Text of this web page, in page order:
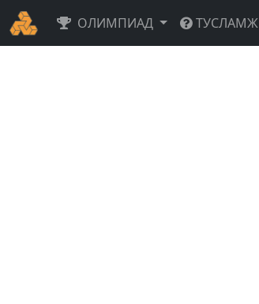
ОЛИМПИАД ТУСЛАМЖ